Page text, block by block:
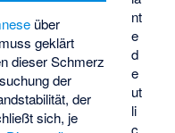
nt
e
d
e
ut
li
c
über
geklärt
dieser Schmerz
der
der
sich, je